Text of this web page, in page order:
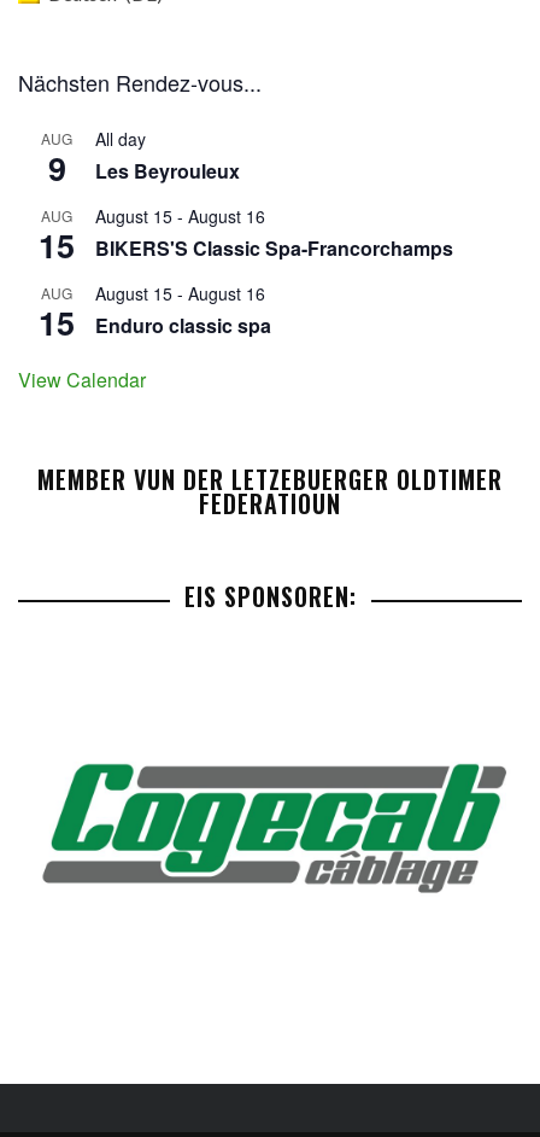
Nächsten Rendez-vous...
AUG
9
All day
Les Beyrouleux
AUG
15
August 15 - August 16
BIKERS'S Classic Spa-Francorchamps
AUG
15
August 15 - August 16
Enduro classic spa
View Calendar
MEMBER VUN DER LETZEBUERGER OLDTIMER
FEDERATIOUN
EIS SPONSOREN: